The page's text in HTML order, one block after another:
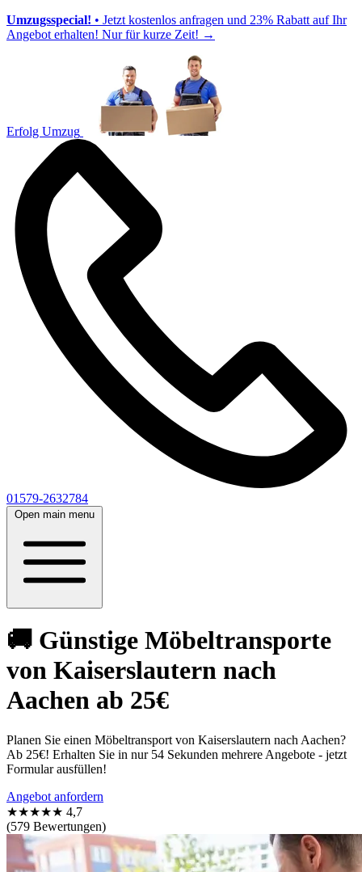
Umzugsspecial! • Jetzt kostenlos anfragen und 23% Rabatt auf Ihr
Angebot erhalten! Nur für kurze Zeit! →
Erfolg Umzug
01579-2632784
Open main menu
🚚 Günstige Möbeltransporte
von Kaiserslautern nach
Aachen ab 25€
Planen Sie einen Möbeltransport von Kaiserslautern nach Aachen?
Ab 25€! Erhalten Sie in nur 54 Sekunden mehrere Angebote - jetzt
Formular ausfüllen!
Angebot anfordern
★★★★★ 4,7
(579 Bewertungen)